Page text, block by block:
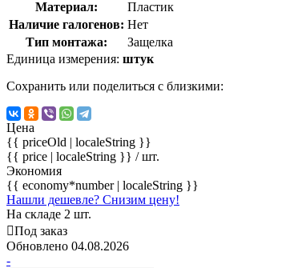
Материал:
Пластик
Наличие галогенов: Нет
Тип монтажа:
Защелка
Единица измерения: штук
Сохранить или поделиться с близкими:
Цена
{{ priceOld | localeString }}
{{ price | localeString }} / шт.
Экономия
{{ economy*number | localeString }}
Нашли дешевле? Снизим цену!
На складе 2 шт.
Под заказ
Обновлено 04.08.2026
-